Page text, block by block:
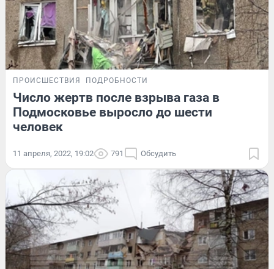
ПРОИСШЕСТВИЯ ПОДРОБНОСТИ
Число жертв после взрыва газа в
Подмосковье выросло до шести
человек
11 апреля, 2022, 19:02 791 Обсудить